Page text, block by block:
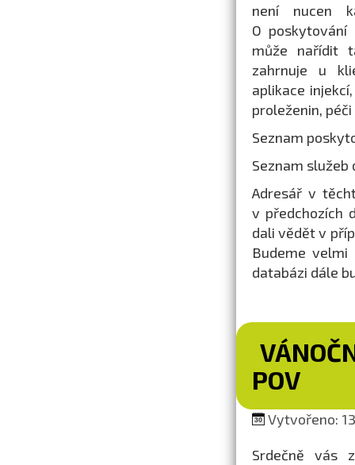
není nucen
O
může nařídit
zahrnuje u
aplikace
proleženin,
Seznam
Seznam
Adresář v
v předchozích
dali vědět v
Budeme
databázi dále
POV
Vytvořeno:
Srdečně vás